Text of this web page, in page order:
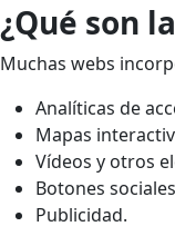
¿Qué son
Muchas webs
Analíticas de
Mapas
Vídeos y otros
Botones
Publicidad.